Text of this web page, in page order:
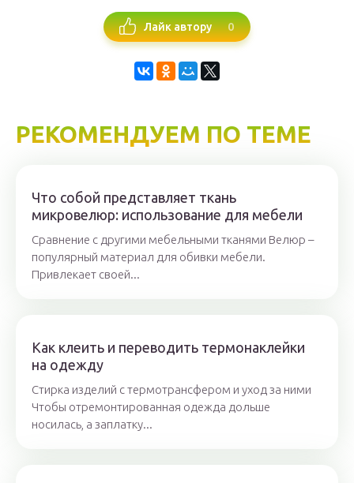
Лайк автору 0
РЕКОМЕНДУЕМ ПО ТЕМЕ
Что собой представляет ткань
микровелюр: использование для мебели
Сравнение с другими мебельными тканями Велюр –
популярный материал для обивки мебели.
Привлекает своей...
Как клеить и переводить термонаклейки
на одежду
Стирка изделий с термотрансфером и уход за ними
Чтобы отремонтированная одежда дольше
носилась, а заплатку...